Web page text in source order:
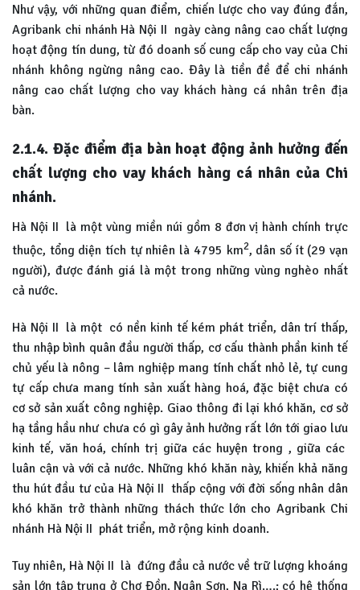
Như vậy, với những quan điểm, chiến lược cho vay đúng đắn,
Agribank chi nhánh Hà Nội II ngày càng nâng cao chất lượng
hoạt động tín dung, từ đó doanh số cung cấp cho vay của Chi
nhánh không ngừng nâng cao. Đây là tiền đề để chi nhánh
nâng cao chất lượng cho vay khách hàng cá nhân trên địa
bàn.
2.1.4. Đặc điểm địa bàn hoạt động ảnh hưởng đến
chất lượng cho vay khách hàng cá nhân của Chi
nhánh.
Hà Nội II là một vùng miền núi gồm 8 đơn vị hành chính trực
thuộc, tổng diện tích tự nhiên là 4795 km2, dân số ít (29 vạn
người), được đánh giá là một trong những vùng nghèo nhất
cả nước.
Hà Nội II là một có nền kinh tế kém phát triển, dân trí thấp,
thu nhập bình quân đầu người thấp, cơ cấu thành phần kinh tế
chủ yếu là nông – lâm nghiệp mang tính chất nhỏ lẻ, tự cung
tự cấp chưa mang tính sản xuất hàng hoá, đặc biệt chưa có
cơ sở sản xuất công nghiệp. Giao thông đi lại khó khăn, cơ sở
hạ tầng hầu như chưa có gì gây ảnh hưởng rất lớn tới giao lưu
kinh tế, văn hoá, chính trị giữa các huyện trong , giữa các
luân cận và với cả nước. Những khó khăn này, khiến khả năng
thu hút đầu tư của Hà Nội II thấp cộng với đời sống nhân dân
khó khăn trở thành những thách thức lớn cho Agribank Chi
nhánh Hà Nội II phát triển, mở rộng kinh doanh.
Tuy nhiên, Hà Nội II là đứng đầu cả nước về trữ lượng khoáng
sản lớn tập trung ở Chợ Đồn, Ngân Sơn, Na Rì….; có hệ thống